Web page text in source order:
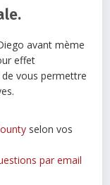
avant mème
effet
vous permettre
selon vos
par email